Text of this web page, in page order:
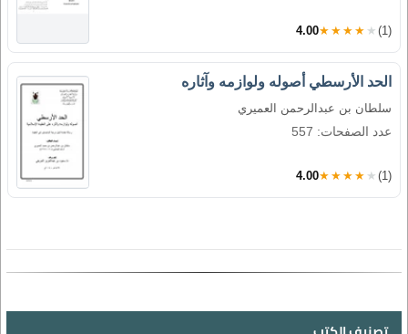
4.00★★★★★ (1)
الحد الأرسطي أصوله ولوازمه وآثاره
سلطان بن عبدالرحمن العميري
عدد الصفحات: 557
4.00★★★★★ (1)